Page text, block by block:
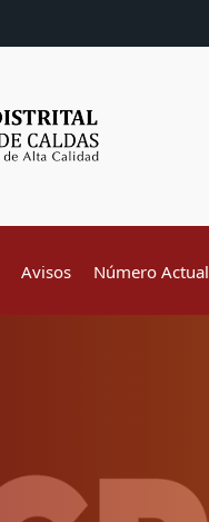
Avisos Número Actual